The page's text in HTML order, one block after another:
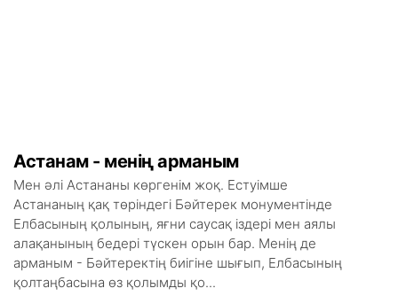
Астанам - менің арманым
Мен әлі Астананы көргенім жоқ. Естуімше
Астананың қақ төріндегі Бәйтерек монументінде
Елбасының қолының, яғни саусақ іздері мен аялы
алақанының бедері түскен орын бар. Менің де
арманым - Бәйтеректің биігіне шығып, Елбасының
қолтаңбасына өз қолымды қо...